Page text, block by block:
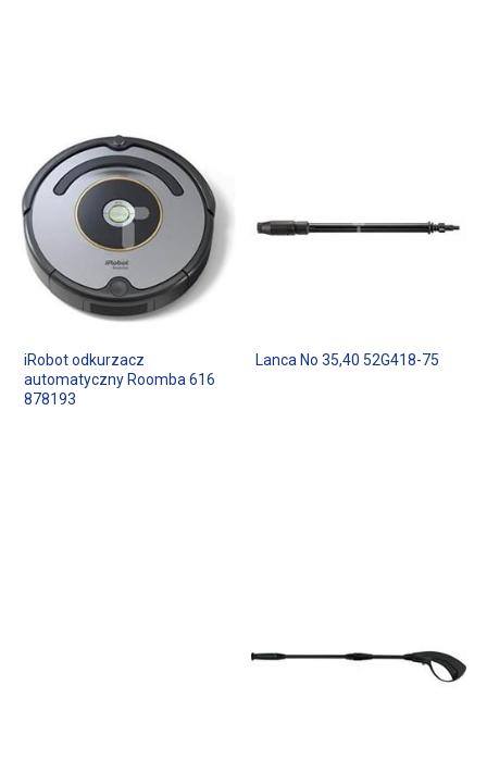
iRobot odkurzacz
automatyczny Roomba 616
878193
Lanca No 35,40 52G418-75